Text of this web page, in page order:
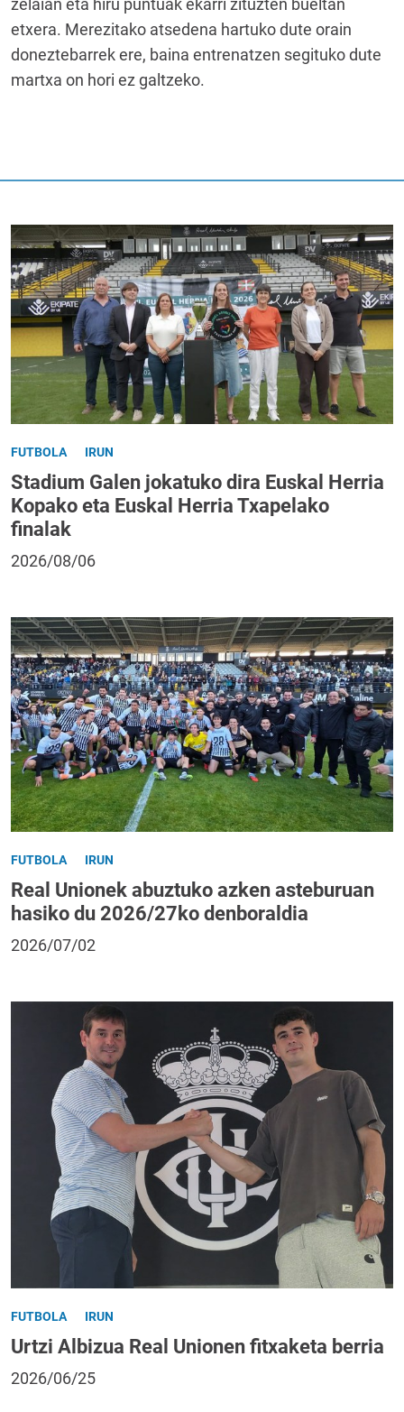
etxera. Merezitako atsedena hartuko dute orain
doneztebarrek ere, baina entrenatzen segituko dute
martxa on hori ez galtzeko.
FUTBOLA IRUN
Stadium Galen jokatuko dira Euskal Herria
Kopako eta Euskal Herria Txapelako
finalak
2026/08/06
FUTBOLA IRUN
Real Unionek abuztuko azken asteburuan
hasiko du 2026/27ko denboraldia
2026/07/02
FUTBOLA IRUN
Urtzi Albizua Real Unionen fitxaketa berria
2026/06/25